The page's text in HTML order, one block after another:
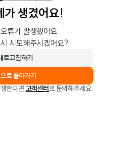
가 생겼어요!
류가 발생했어요.
시도해주시겠어요?
로고침하기
로 돌아가기
한다면 고객센터로 문의해주세요.